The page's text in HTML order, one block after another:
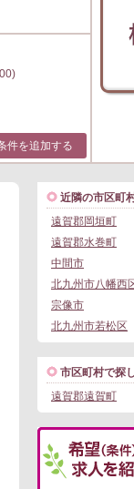
件を追加する
近隣の市区町
遠賀郡岡垣町
遠賀郡水巻町
中間市
北九州市八幡西
宗像市
北九州市若松区
市区町村で探
遠賀郡遠賀町